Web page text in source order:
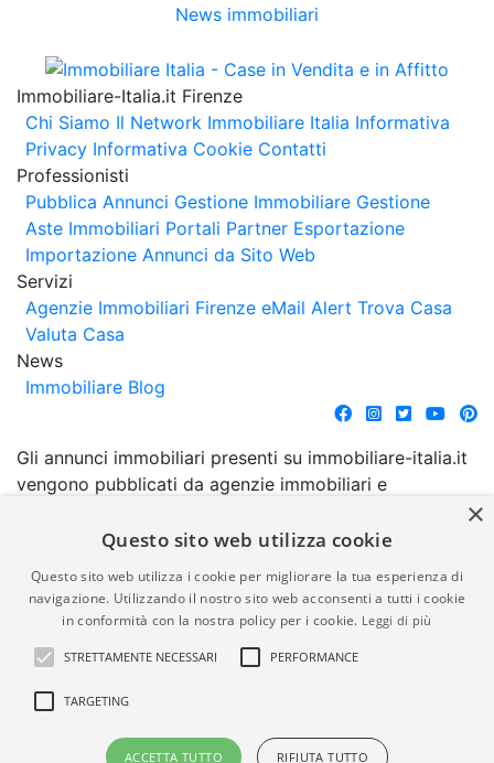
News immobiliari
Immobiliare-Italia.it Firenze
Chi Siamo Il Network Immobiliare Italia Informativa
Privacy Informativa Cookie Contatti
Professionisti
Pubblica Annunci Gestione Immobiliare Gestione
Aste Immobiliari Portali Partner Esportazione
Importazione Annunci da Sito Web
Servizi
Agenzie Immobiliari Firenze eMail Alert Trova Casa
Valuta Casa
News
Immobiliare Blog
Gli annunci immobiliari presenti su immobiliare-italia.it
vengono pubblicati da agenzie immobiliari e
comporta l'approvazione o l'avallo da parte di
garanzia da parte di quest'ultima. immobiliare-italia.it
quindi non è responsabile della veridicità, della
correttezza, della completezza, della normativa in
materia di privacy e/o di alcun altro aspetto dei
suddetti annunci.
© Copyright 2007 - 2026
Powered by
×
Questo sito web utilizza cookie
Questo sito web utilizza i cookie per migliorare la tua esperienza di
navigazione. Utilizzando il nostro sito web acconsenti a tutti i cookie
in conformità con la nostra policy per i cookie. Leggi di più
STRETTAMENTE NECESSARI PERFORMANCE
TARGETING
ACCETTA TUTTO RIFIUTA TUTTO